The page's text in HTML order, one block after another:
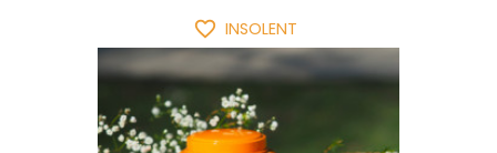
favorite_border INSOLENT